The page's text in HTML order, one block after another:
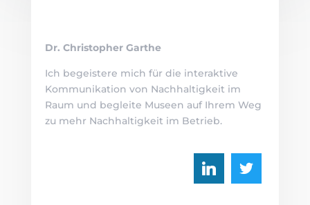
Dr. Christopher Garthe
Ich begeistere mich für die interaktive
Kommunikation von Nachhaltigkeit im
Raum und begleite Museen auf Ihrem Weg
zu mehr Nachhaltigkeit im Betrieb.